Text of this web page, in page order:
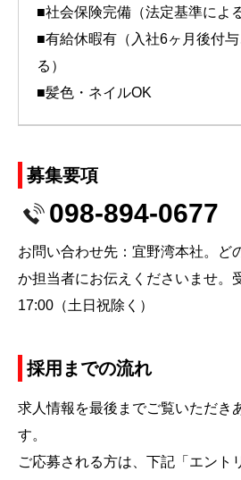
■社会保険完備（法定基準による
■有給休暇有（入社6ヶ月後付
る）
■髪色・ネイルOK
募集要項
098-894-0677
お問い合わせ先：宜野湾本社。ど
か担当者にお伝えくださいませ。
17:00（土日祝除く）
採用までの流れ
求人情報を最後までご覧いただき
す。
ご応募される方は、下記「エント